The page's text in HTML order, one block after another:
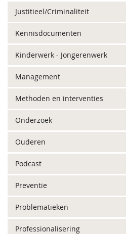
Justitieel/Criminaliteit
Kennisdocumenten
Kinderwerk - Jongerenwerk
Management
Methoden en interventies
Onderzoek
Ouderen
Podcast
Preventie
Problematieken
Professionalisering